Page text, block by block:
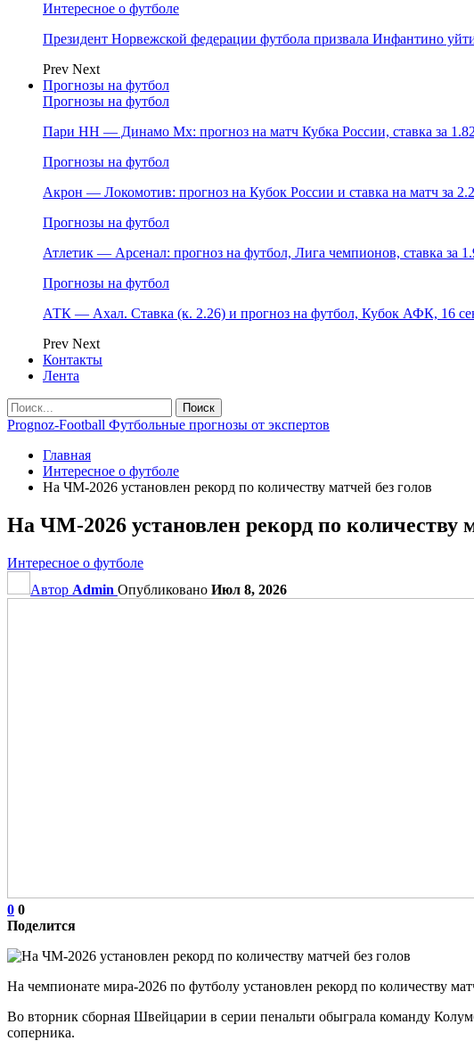
Интересное о футболе
Президент Норвежской федерации футбола призвала Инфантино
Prev Next
Прогнозы на футбол
Прогнозы на футбол
Пари НН — Динамо Мх: прогноз на матч Кубка России, ставка за 1.82
Прогнозы на футбол
Акрон — Локомотив: прогноз на Кубок России и ставка на матч за
Прогнозы на футбол
Атлетик — Арсенал: прогноз на футбол, Лига чемпионов, ставка за
Прогнозы на футбол
АТК — Ахал. Ставка (к. 2.26) и прогноз на футбол, Кубок АФК, 16
Prev Next
Контакты
Лента
Prognoz-Football Футбольные прогнозы от экспертов
Главная
Интересное о футболе
На ЧМ‑2026 установлен рекорд по количеству матчей без голов
На ЧМ‑2026 установлен рекорд по количеству
Интересное о футболе
Автор Admin Опубликовано Июл 8, 2026
0 0
Поделится
На чемпионате мира‑2026 по футболу установлен рекорд по количеству
Во вторник сборная Швейцарии в серии пенальти обыграла команду
соперника.